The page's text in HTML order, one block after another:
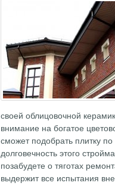
своей облицовочной
внимание на богатое
сможет подобрать плитку
долговечность этого
позабудете о тяготах
выдержит все испытания